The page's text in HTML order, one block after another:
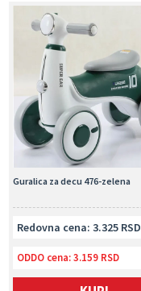
Guralica za decu 476-zelena
Redovna cena: 3.325 RSD
ODDO cena:3.159 RSD